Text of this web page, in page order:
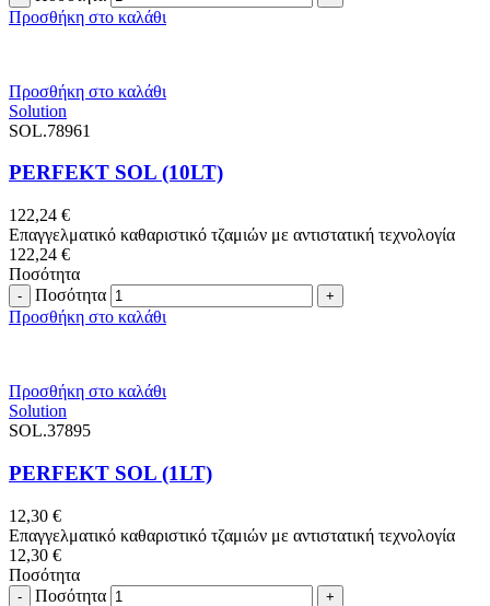
Προσθήκη στο καλάθι
Προσθήκη στο καλάθι
Solution
SOL.78961
PERFEKT SOL (10LT)
122,24 €
Επαγγελματικό καθαριστικό τζαμιών με αντιστατική τεχνολογία
122,24 €
Ποσότητα
Ποσότητα
Προσθήκη στο καλάθι
Προσθήκη στο καλάθι
Solution
SOL.37895
PERFEKT SOL (1LT)
12,30 €
Επαγγελματικό καθαριστικό τζαμιών με αντιστατική τεχνολογία
12,30 €
Ποσότητα
Ποσότητα